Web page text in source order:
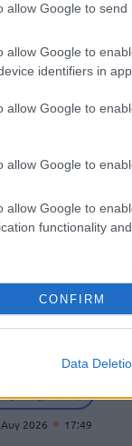
allow Google to
allow Google to
identifiers in
allow Google to
allow Google to
allow Google to
functionality
CONFIRM
Data
16
οι
Προκηρύξεις
Αγίου
και
2026 17:49